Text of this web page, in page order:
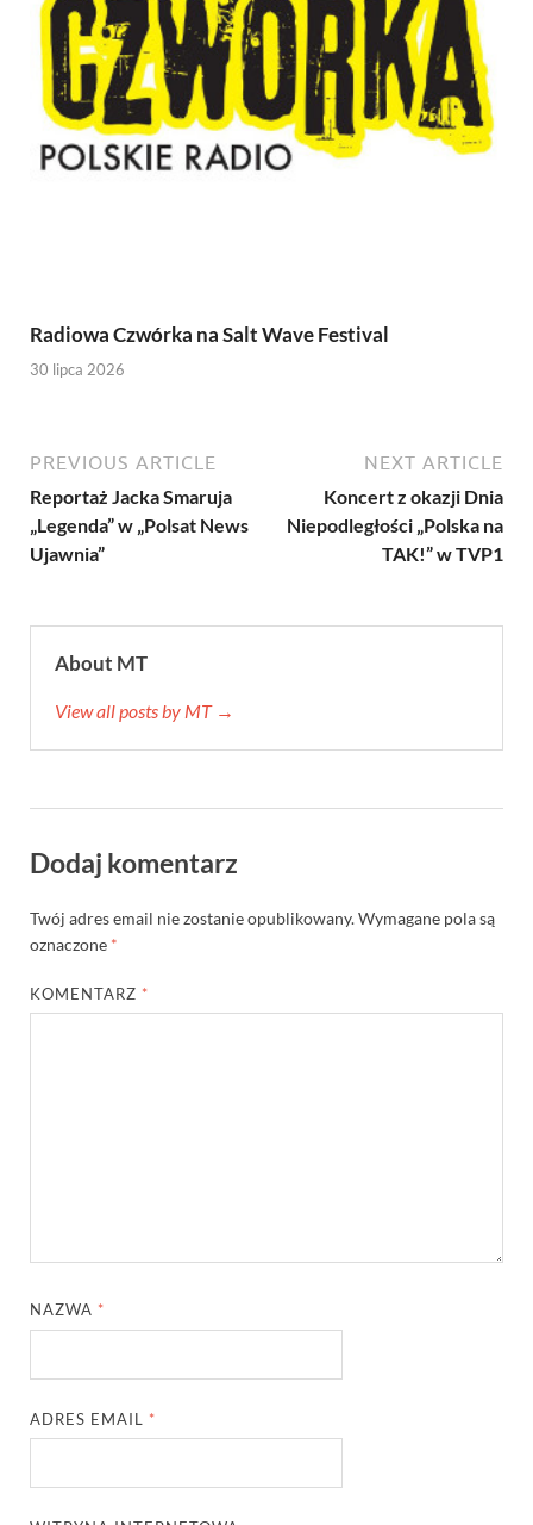
Radiowa Czwórka na Salt Wave Festival
30 lipca 2026
PREVIOUS ARTICLE
Reportaż Jacka Smaruja
„Legenda” w „Polsat News
Ujawnia”
NEXT ARTICLE
Koncert z okazji Dnia
Niepodległości „Polska na
TAK!” w TVP1
About MT
View all posts by MT →
Dodaj komentarz
Twój adres email nie zostanie opublikowany.Wymagane pola są
oznaczone *
KOMENTARZ *
NAZWA *
ADRES EMAIL *